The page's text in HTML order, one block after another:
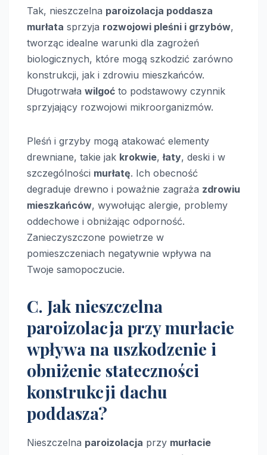
Tak, nieszczelna paroizolacja poddasza
murłata sprzyja rozwojowi pleśni i grzybów,
tworząc idealne warunki dla zagrożeń
biologicznych, które mogą szkodzić zarówno
konstrukcji, jak i zdrowiu mieszkańców.
Długotrwała wilgoć to podstawowy czynnik
sprzyjający rozwojowi mikroorganizmów.
Pleśń i grzyby mogą atakować elementy
drewniane, takie jak krokwie,łaty, deski i w
szczególności murłatę. Ich obecność
degraduje drewno i poważnie zagraża zdrowiu
mieszkańców, wywołując alergie, problemy
oddechowe i obniżając odporność.
Zanieczyszczone powietrze w
pomieszczeniach negatywnie wpływa na
Twoje samopoczucie.
C. Jak nieszczelna
paroizolacja przy murłacie
wpływa na uszkodzenie i
obniżenie stateczności
konstrukcji dachu
poddasza?
Nieszczelna paroizolacja przy murłacie